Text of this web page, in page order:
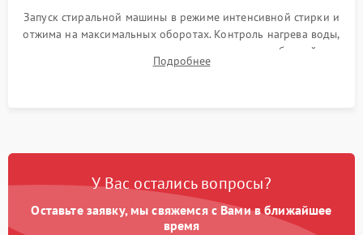
Запуск стиральной машины в режиме интенсивной стирки и
отжима на максимальных оборотах. Контроль нагрева воды,
корректности слива, отсутствия излишних вибраций,
посторонних стуков и протечек под корпусом.
Подробнее
У Вас остались вопросы?
Оставьте заявку, мы свяжемся с Вами в ближайшее
время